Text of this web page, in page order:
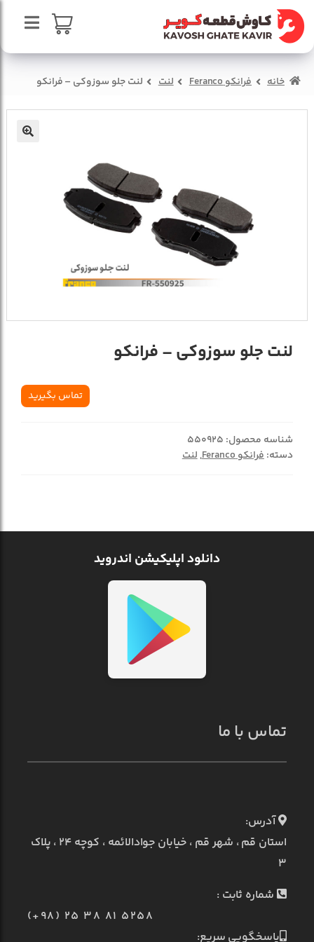
پرش
به
ناوبری
پرش
به
محتوا
صفحه اصلی
سبد خرید
تماس با ما
خانه فرانکو Feranco لنت لنت جلو سوزوکی – فرانکو
لنت جلو سوزوکی – فرانکو
تماس بگیرید
شناسه محصول: 550925
دسته:فرانکو Feranco ,لنت
دانلود اپلیکیشن اندروید
تماس با ما
آدرس:
استان قم ، شهر قم ، خیابان جوادالائمه ، کوچه ۲۴ ، پلاک
۳
شماره ثابت :
(+98) 25 38 81 5258
پاسخگویی سریع: